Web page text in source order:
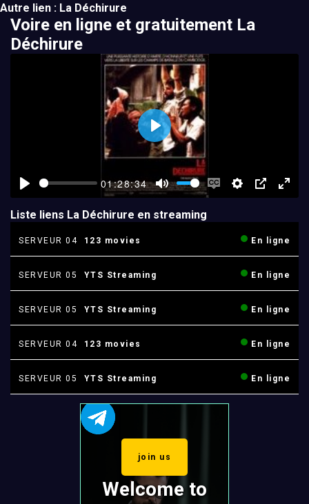
Autre lien : La Déchirure
Voire en ligne et gratuitement La
Déchirure
01:28:34
Mute
Play
Liste liens La Déchirure en streaming
SERVEUR 04 123 movies En ligne
SERVEUR 05 YTS Streaming En ligne
SERVEUR 05 YTS Streaming En ligne
SERVEUR 04 123 movies En ligne
SERVEUR 05 YTS Streaming En ligne
join us
Welcome to